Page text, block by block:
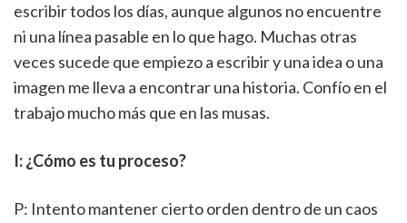
escribir todos los días, aunque algunos no encuentre
ni una línea pasable en lo que hago. Muchas otras
veces sucede que empiezo a escribir y una idea o una
imagen me lleva a encontrar una historia. Confío en el
trabajo mucho más que en las musas.
I: ¿Cómo es tu proceso?
P: Intento mantener cierto orden dentro de un caos